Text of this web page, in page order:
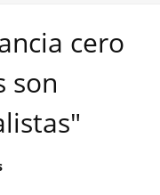
cero
son